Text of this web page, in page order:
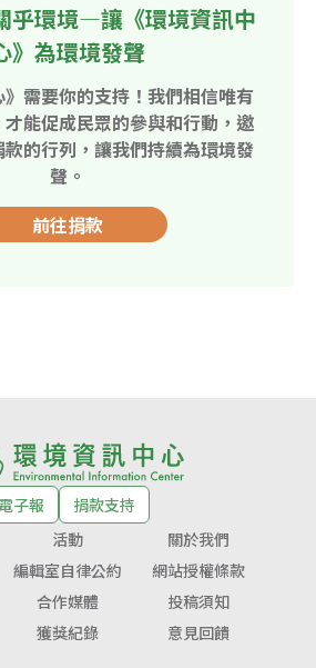
乎環境—讓《環境資訊中
》為環境發聲
》需要你的支持！我們相信唯有
能促成民眾的參與和行動，邀
的行列，讓我們持續為環境發
聲。
前往捐款
子報
捐款支持
活動
關於我們
編輯室自律公約
網站授權條款
合作媒體
投稿須知
獲獎紀錄 意見回饋